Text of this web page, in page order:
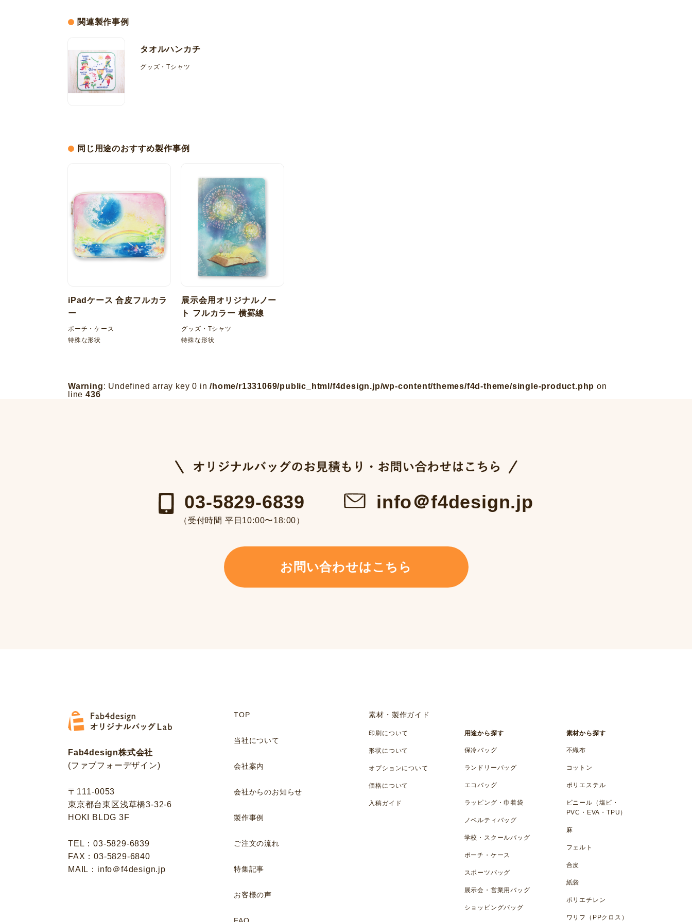
関連製作事例
タオルハンカチ
グッズ・Tシャツ
同じ用途のおすすめ製作事例
iPadケース 合皮フルカラ
ー
ポーチ・ケース
特殊な形状
展示会用オリジナルノー
ト フルカラー 横罫線
グッズ・Tシャツ
特殊な形状
Warning: Undefined array key 0 in/home/r1331069/public_html/f4design.jp/wp-content/themes/f4d-theme/single-product.php on
line 436
03-5829-6839
（受付時間 平日10:00〜18:00）
info＠f4design.jp
お問い合わせはこちら
Fab4design株式会社
(ファブフォーデザイン)
〒111-0053
東京都台東区浅草橋3-32-6
HOKI BLDG 3F
TEL：03-5829-6839
FAX：03-5829-6840
MAIL：info＠f4design.jp
TOP
当社について
会社案内
会社からのお知らせ
製作事例
ご注文の流れ
特集記事
お客様の声
FAQ
素材・製作ガイド
印刷について
形状について
オプションについて
価格について
入稿ガイド
用途から探す
保冷バッグ
ランドリーバッグ
エコバッグ
ラッピング・巾着袋
ノベルティバッグ
学校・スクールバッグ
ポーチ・ケース
スポーツバッグ
展示会・営業用バッグ
ショッピングバッグ
素材から探す
不織布
コットン
ポリエステル
ビニール（塩ビ・
PVC・EVA・TPU）
麻
フェルト
合皮
紙袋
ポリエチレン
ワリフ（PPクロス）